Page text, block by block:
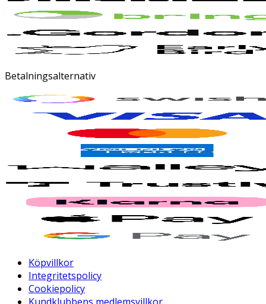
Betalningsalternativ
Köpvillkor
Integritetspolicy
Cookiepolicy